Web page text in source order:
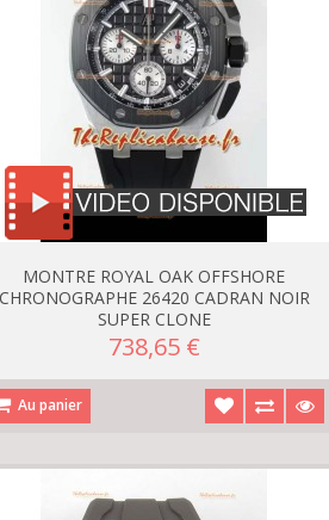
MONTRE ROYAL OAK OFFSHORE
CHRONOGRAPHE 26420 CADRAN NOIR
SUPER CLONE
738,65 €
Au panier